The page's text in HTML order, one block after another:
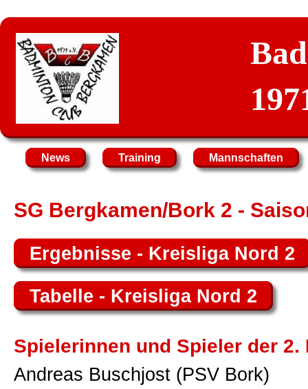
News Training Mannschaften
SG Bergkamen/Bork 2 -
Ergebnisse - Kreisliga Nord 2
Tabelle - Kreisliga Nord 2
Spielerinnen und Spieler der 2.
Andreas Buschjost (PSV Bork)